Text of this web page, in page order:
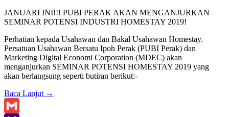
JANUARI INI!!! PUBI PERAK AKAN MENGANJURKAN
SEMINAR POTENSI INDUSTRI HOMESTAY 2019!
Perhatian kepada Usahawan dan Bakal Usahawan Homestay.
Persatuan Usahawan Bersatu Ipoh Perak (PUBI Perak) dan
Marketing Digital Economi Corporation (MDEC) akan
menganjurkan SEMINAR POTENSI HOMESTAY 2019 yang
akan berlangsung seperti butiran berikut:-
Baca Lanjut →